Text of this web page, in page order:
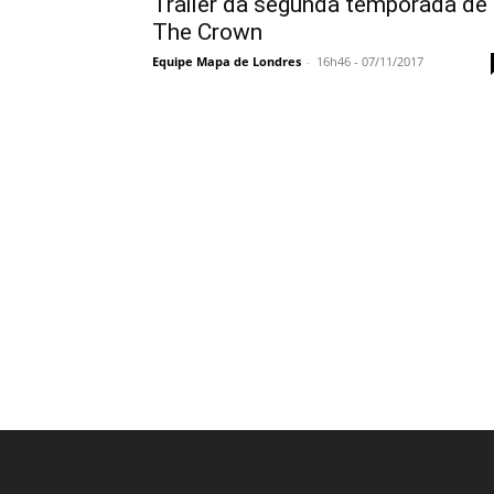
The Crown
Equipe Mapa de Londres - 16h46 - 07/11/2017